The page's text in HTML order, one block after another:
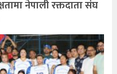
नेपाली रक्तदाता संघ